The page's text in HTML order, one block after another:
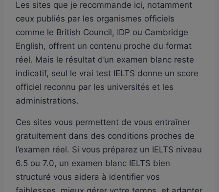
Les sites que je recommande ici, notamment
ceux publiés par les organismes officiels
comme le British Council, IDP ou Cambridge
English, offrent un contenu proche du format
réel. Mais le résultat d’un examen blanc reste
indicatif, seul le vrai test IELTS donne un score
officiel reconnu par les universités et les
administrations.
Ces sites vous permettent de vous entraîner
gratuitement dans des conditions proches de
l’examen réel. Si vous préparez un IELTS niveau
6.5 ou 7.0, un examen blanc IELTS bien
structuré vous aidera à identifier vos